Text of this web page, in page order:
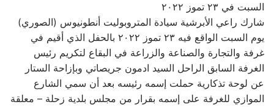
السبت في ٢٣ تموز ٢٠٢٢
شارك راعي الأبرشية سيادة المتروبوليت أنطونيوس (الصوري)
يوم السبت الواقع فيه ٢٣ تموز ٢٠٢٢ بالحفل الذي أقيم في
غرفة والتجارة والصناعة والزراعة في البقاع لتكريم رئيس
الغرفة السابق الراحل السيد ادمون جريصاتي وبإزاحة الستار
عن لوحة تذكارية حملت إسمه رئيسه بعد أن سمي الشارع
الموازي للغرفة على إسمه بقرار من مجلس بلدية زحلة – معلقة